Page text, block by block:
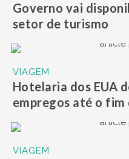
Governo vai
setor de turismo
VIAGEM
Hotelaria dos EUA
empregos até o fim
VIAGEM